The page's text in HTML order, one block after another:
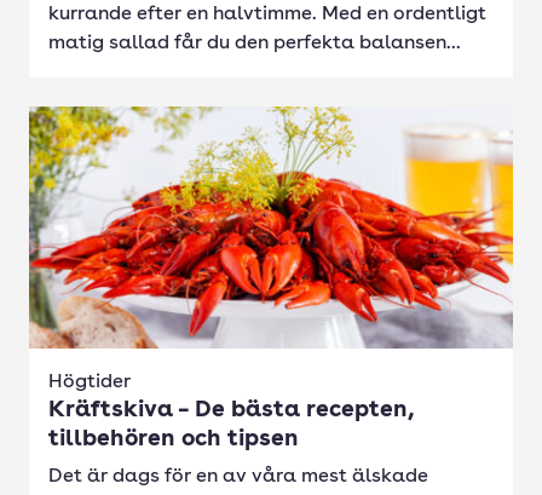
kurrande efter en halvtimme. Med en ordentligt
matig sallad får du den perfekta balansen...
Högtider
Kräftskiva – De bästa recepten,
tillbehören och tipsen
Det är dags för en av våra mest älskade